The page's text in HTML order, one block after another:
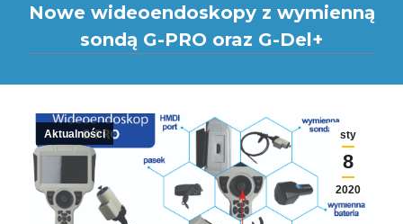
Nowe wideoendoskopy z wymienną
sondą G-PRO oraz G-Del+
sty
8
2020
Aktualności